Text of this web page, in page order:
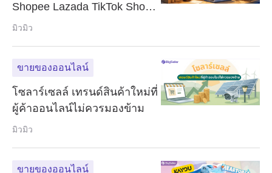
Shopee Lazada TikTok Shop
ปี 2026
มิวมิว
ขายของออนไลน์
โซลาร์เซลล์ เทรนด์สินค้าใหม่ที่
ผู้ค้าออนไลน์ไม่ควรมองข้าม
มิวมิว
ขายของออนไลน์